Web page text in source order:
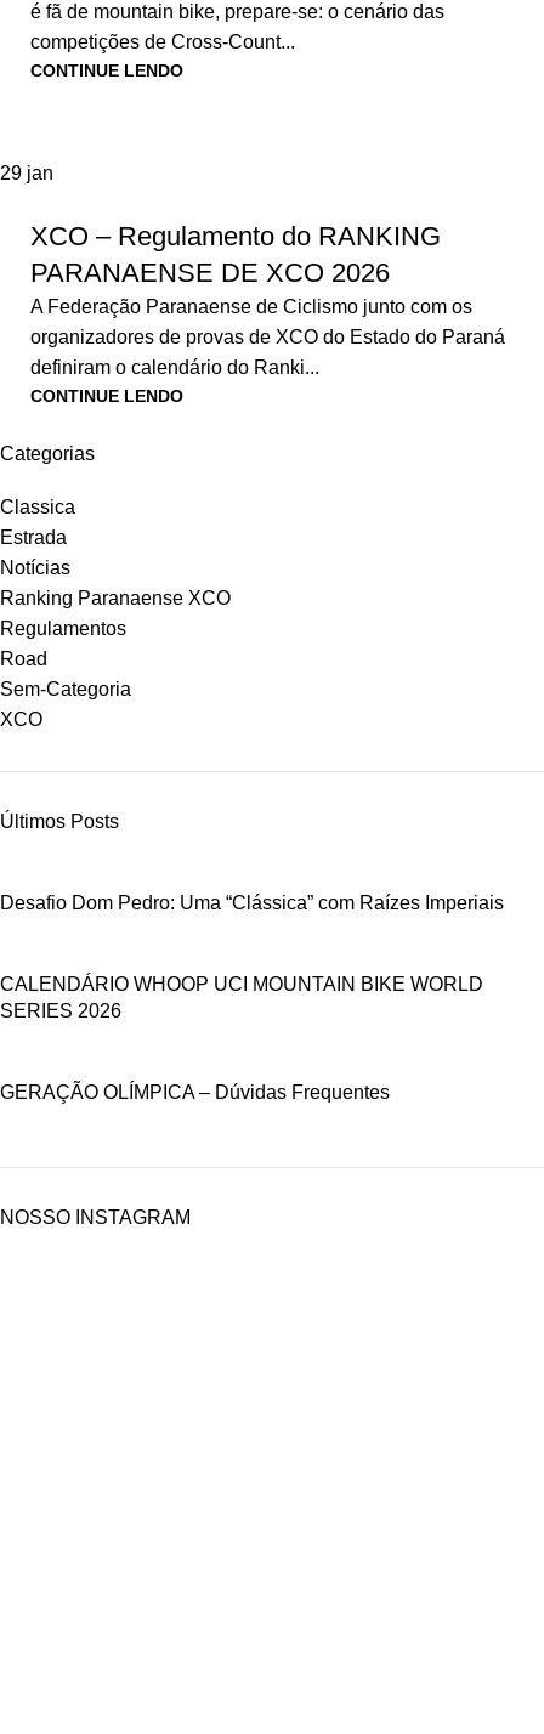
é fã de mountain bike, prepare-se: o cenário das
competições de Cross-Count...
CONTINUE LENDO
29 jan
XCO – Regulamento do RANKING
PARANAENSE DE XCO 2026
A Federação Paranaense de Ciclismo junto com os
organizadores de provas de XCO do Estado do Paraná
definiram o calendário do Ranki...
CONTINUE LENDO
Categorias
Classica
Estrada
Notícias
Ranking Paranaense XCO
Regulamentos
Road
Sem-Categoria
XCO
Últimos Posts
Desafio Dom Pedro: Uma “Clássica” com Raízes Imperiais
CALENDÁRIO WHOOP UCI MOUNTAIN BIKE WORLD
SERIES 2026
GERAÇÃO OLÍMPICA – Dúvidas Frequentes
NOSSO INSTAGRAM